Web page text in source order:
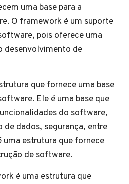
uma base para a
O framework é um suporte
pois oferece uma
desenvolvimento de
que fornece uma base
Ele é uma base que
do software,
de dados, segurança, entre
uma estrutura que fornece
de software.
é uma estrutura que